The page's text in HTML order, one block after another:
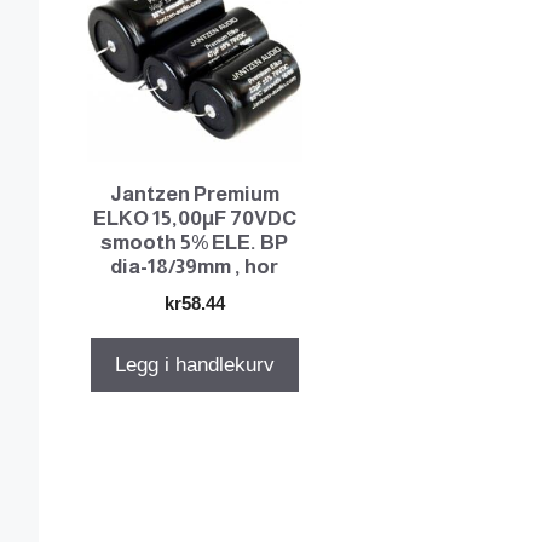
Jantzen Premium
ELKO 15,00µF 70VDC
smooth 5% ELE. BP
dia-18/39mm , hor
kr58.44
Legg i handlekurv